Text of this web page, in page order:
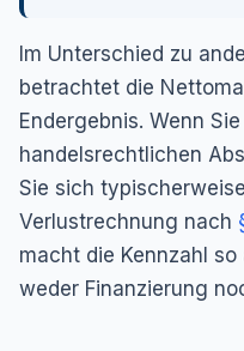
Im Unterschied zu
betrachtet die
Endergebnis. Wenn
handelsrechtlichen
Sie sich
Verlustrechnung nach
macht die Kennzahl
weder Finanzierung